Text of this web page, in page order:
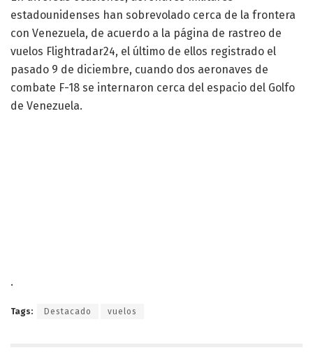
estadounidenses han sobrevolado cerca de la frontera
con Venezuela, de acuerdo a la página de rastreo de
vuelos Flightradar24, el último de ellos registrado el
pasado 9 de diciembre, cuando dos aeronaves de
combate F-18 se internaron cerca del espacio del Golfo
de Venezuela.
.
Tags: Destacado vuelos